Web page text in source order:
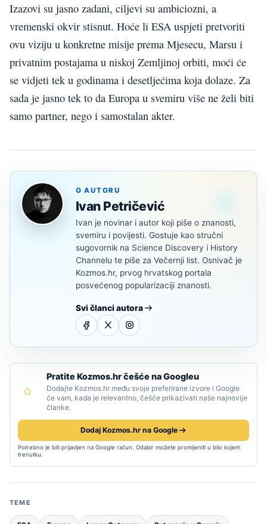
Izazovi su jasno zadani, ciljevi su ambiciozni, a
vremenski okvir stisnut. Hoće li ESA uspjeti pretvoriti
ovu viziju u konkretne misije prema Mjesecu, Marsu i
privatnim postajama u niskoj Zemljinoj orbiti, moći će
se vidjeti tek u godinama i desetljećima koja dolaze. Za
sada je jasno tek to da Europa u svemiru više ne želi biti
samo partner, nego i samostalan akter.
O AUTORU
Ivan Petričević
Ivan je novinar i autor koji piše o znanosti,
svemiru i povijesti. Gostuje kao stručni
sugovornik na Science Discovery i History
Channelu te piše za Večernji list. Osnivač je
Kozmos.hr, prvog hrvatskog portala
posvećenog popularizaciji znanosti.
Svi članci autora
Pratite Kozmos.hr češće na Googleu
Dodajte Kozmos.hr među svoje preferirane izvore i Google
će vam, kada je relevantno, češće prikazivati naše najnovije
članke.
Dodaj Kozmos.hr na Google
Potrebno je biti prijavljen na Google račun. Odabir možete promijeniti u bilo kojem
trenutku.
TEME